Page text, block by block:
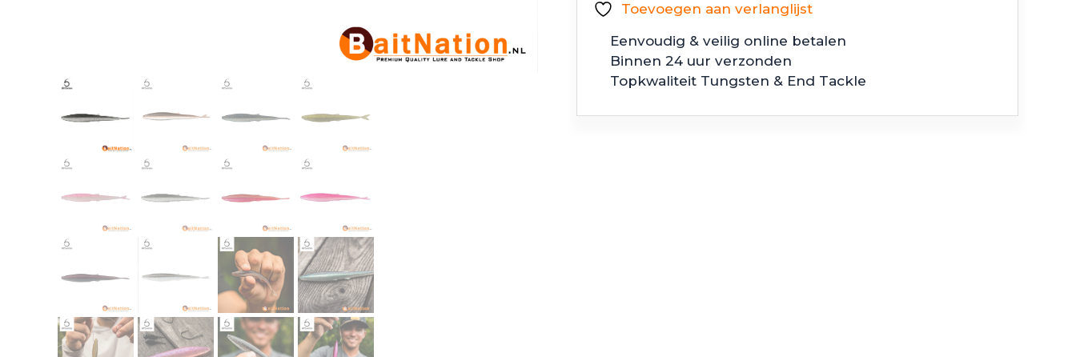
Fishing
Sketch
aantal
Toevoegen aan verlanglijst
Eenvoudig & veilig online betalen
Binnen 24 uur verzonden
Topkwaliteit Tungsten & End Tackle